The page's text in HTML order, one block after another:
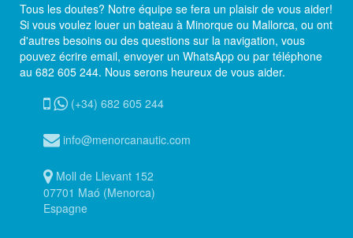
Tous les doutes? Notre équipe se fera un plaisir de vous aider!
Si vous voulez louer un bateau à Minorque ou Mallorca, ou ont
d'autres besoins ou des questions sur la navigation, vous
pouvez écrire email, envoyer un WhatsApp ou par téléphone
au 682 605 244. Nous serons heureux de vous aider.
(+34) 682 605 244
info@menorcanautic.com
Moll de Llevant 152
07701 Maó (Menorca)
Espagne